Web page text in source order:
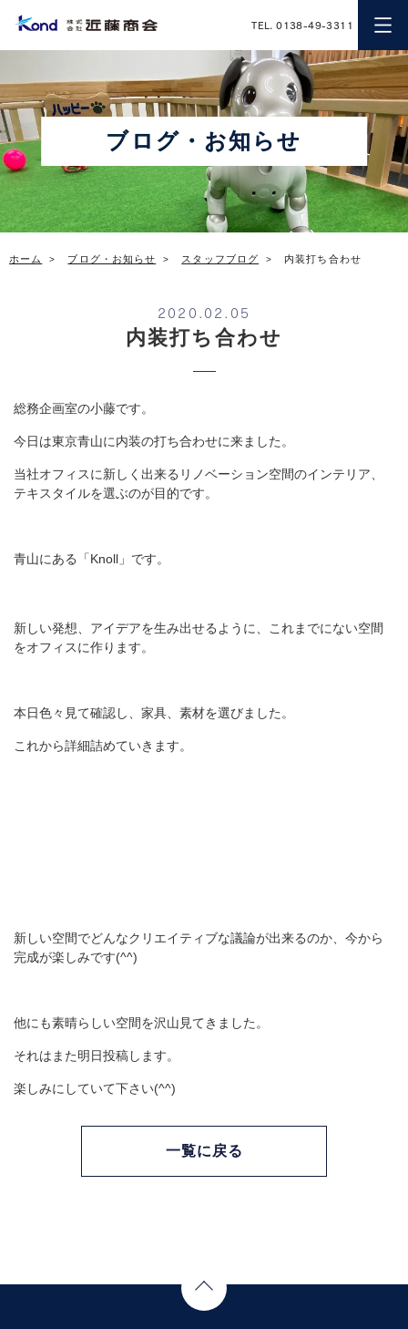
近藤商会
TEL. 0138-49-3311
ブログ・お知らせ
ホーム ブログ・お知らせ スタッフブログ 内装打ち合わせ
2020.02.05
内装打ち合わせ
総務企画室の小藤です。
今日は東京青山に内装の打ち合わせに来ました。
当社オフィスに新しく出来るリノベーション空間のインテリア、
テキスタイルを選ぶのが目的です。
青山にある「Knoll」です。
新しい発想、アイデアを生み出せるように、これまでにない空間
をオフィスに作ります。
本日色々見て確認し、家具、素材を選びました。
これから詳細詰めていきます。
新しい空間でどんなクリエイティブな議論が出来るのか、今から
完成が楽しみです(^^)
他にも素晴らしい空間を沢山見てきました。
それはまた明日投稿します。
楽しみにしていて下さい(^^)
一覧に戻る